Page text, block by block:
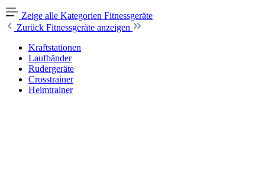
Zeige alle Kategorien Fitnessgeräte
Zurück Fitnessgeräte anzeigen
Kraftstationen
Laufbänder
Rudergeräte
Crosstrainer
Heimtrainer